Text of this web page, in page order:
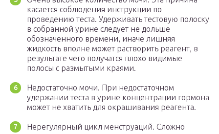
касается соблюдения инструкции по
проведению теста. Удерживать тестовую полоску
в собранной урине следует не дольше
обозначенного времени, иначе лишняя
жидкость вполне может растворить реагент, в
результате чего получатся плохо видимые
полосы с размытыми краями.
Недостаточно мочи. При недостаточном
удержании теста в урине концентрации гормона
может не хватить для окрашивания реагента.
Нерегулярный цикл менструаций. Сложно